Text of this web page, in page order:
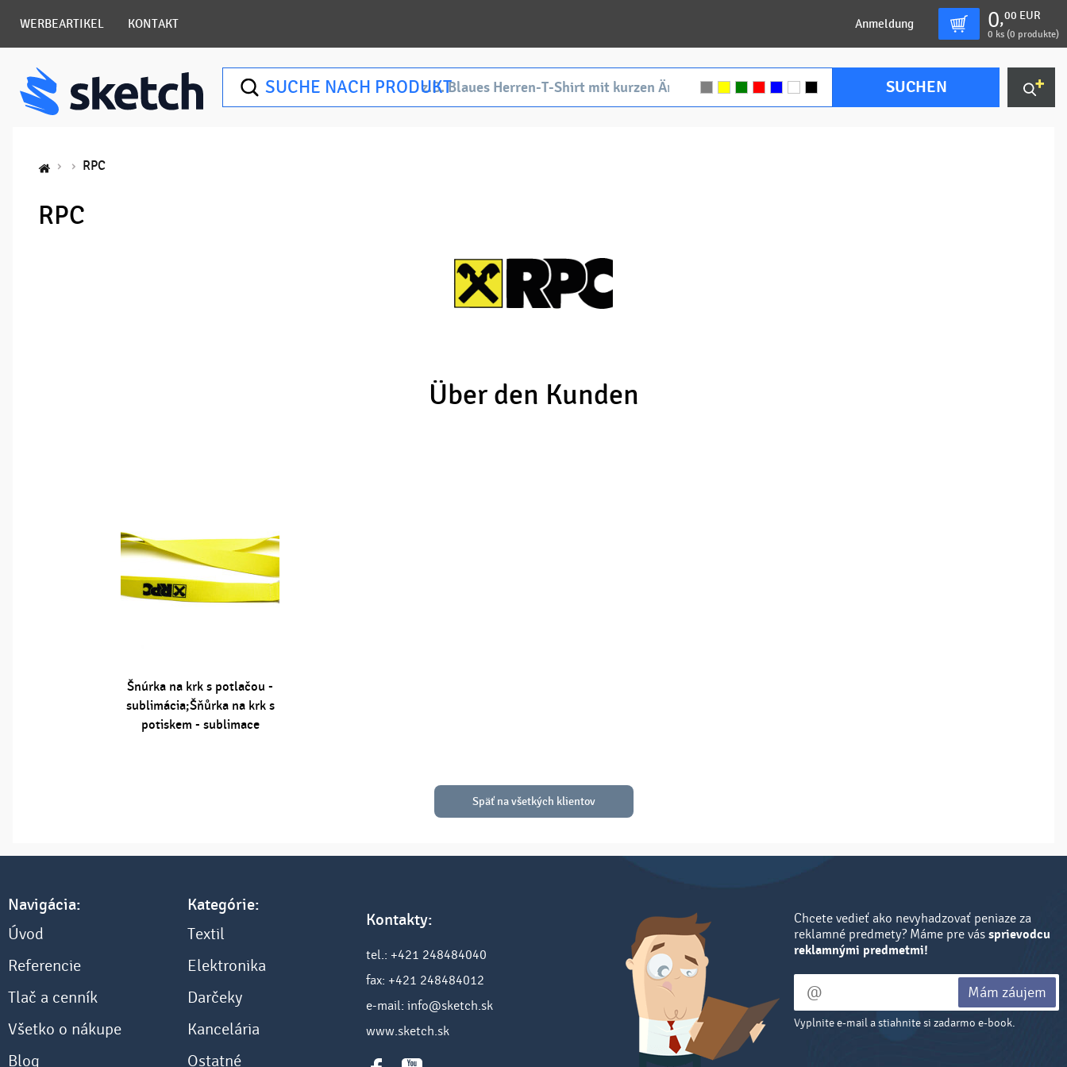
WERBEARTIKEL KONTAKT Anmeldung 0,00 EUR
0 ks (0 produkte)
SUCHE NACH PRODUKT SUCHEN
RPC
RPC
Über den Kunden
Šnúrka na krk s potlačou -
sublimácia;Šňůrka na krk s
potiskem - sublimace
Späť na všetkých klientov
Navigácia:
Úvod
Referencie
Tlač a cenník
Všetko o nákupe
Blog
Kategórie:
Textil
Elektronika
Darčeky
Kancelária
Ostatné
Kontakty:
tel.: +421 248484040
fax: +421 248484012
e-mail: info@sketch.sk
www.sketch.sk
Chcete vedieť ako nevyhadzovať peniaze za
reklamné predmety? Máme pre vás sprievodcu
reklamnými predmetmi!
Mám záujem
Vyplnite e-mail a stiahnite si zadarmo e-book.